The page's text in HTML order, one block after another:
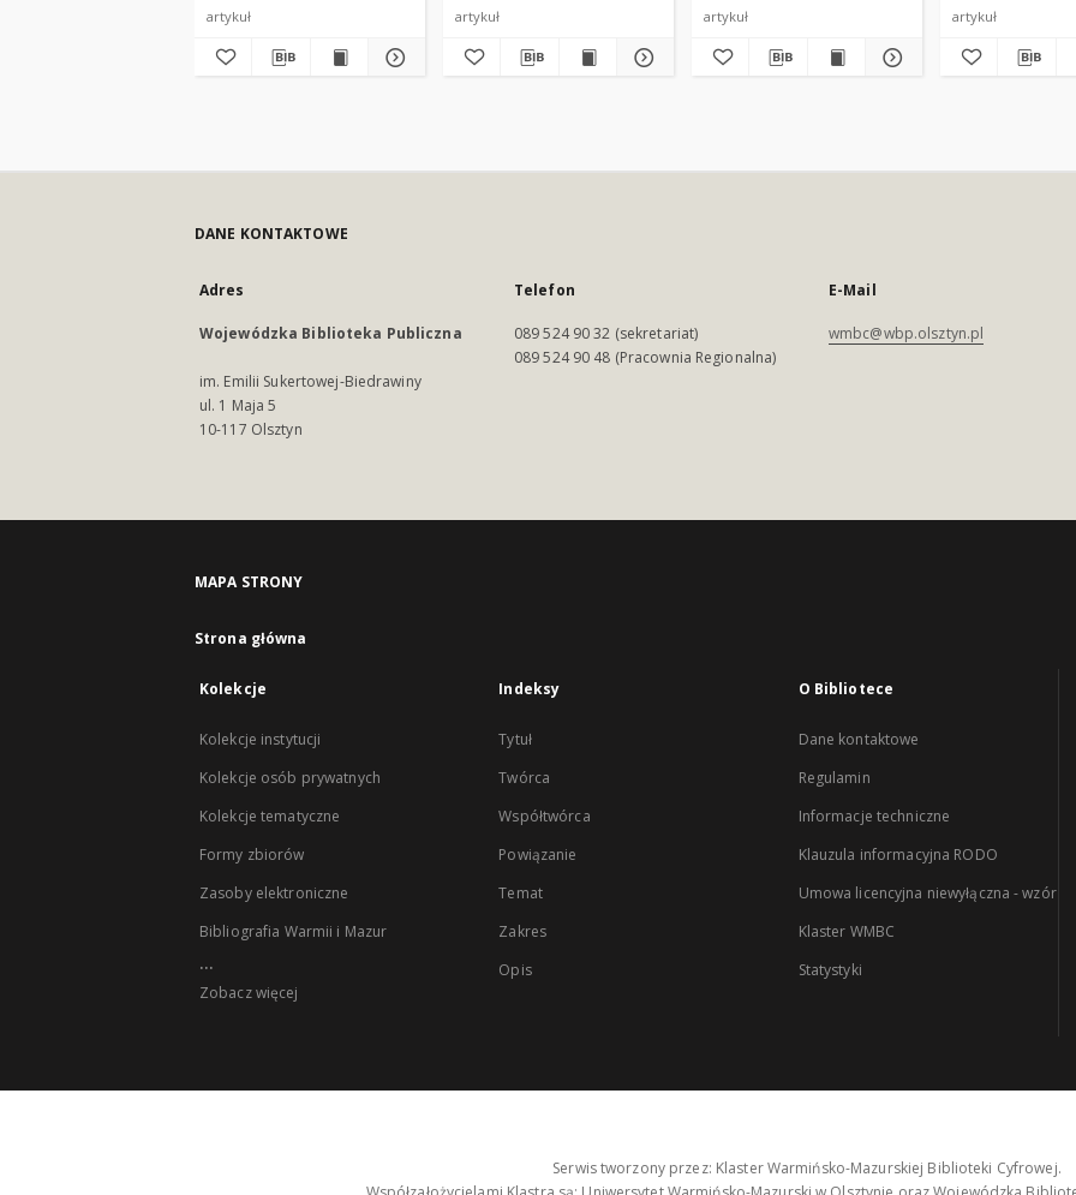
artykuł artykuł artykuł artykuł
DANE KONTAKTOWE
Adres
Wojewódzka Biblioteka Publiczna
im. Emilii Sukertowej-Biedrawiny
ul. 1 Maja 5
10-117 Olsztyn
Telefon
089 524 90 32 (sekretariat)
089 524 90 48 (Pracownia Regionalna)
E-Mail
wmbc@wbp.olsztyn.pl
MAPA STRONY
Strona główna
Kolekcje
Kolekcje instytucji
Kolekcje osób prywatnych
Kolekcje tematyczne
Formy zbiorów
Zasoby elektroniczne
Bibliografia Warmii i Mazur
...
Zobacz więcej
Indeksy
Tytuł
Twórca
Współtwórca
Powiązanie
Temat
Zakres
Opis
O Bibliotece
Dane kontaktowe
Regulamin
Informacje techniczne
Klauzula informacyjna RODO
Umowa licencyjna niewyłączna - wzór
Klaster WMBC
Statystyki
Serwis tworzony przez: Klaster Warmińsko-Mazurskiej Biblioteki Cyfrowej.